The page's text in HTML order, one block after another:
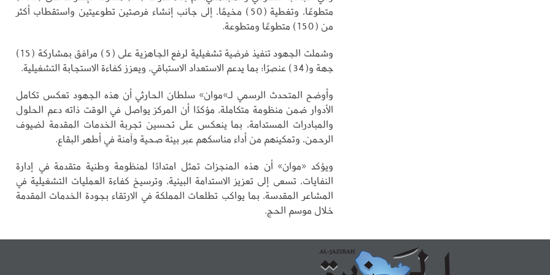
متطوعًا، وتغطية (50) مخيمًا، إلى جانب إنشاء فرصتين تطوعيتين واستقطاب أكثر
من (150) متطوعًا ومتطوعة.
وشملت الجهود تنفيذ فرضية تشغيلية لرفع الجاهزية على (5) مرافق بمشاركة (15)
جهة و(34) عنصرًا؛ بما يدعم الاستعداد الاستباقي، ويعزز كفاءة الاستجابة التشغيلية.
وأوضح المتحدث الرسمي لـ»موان» سلطان الحارثي أن هذه الجهود تعكس تكامل
الأدوار ضمن منظومة متكاملة، مؤكدًا أن المركز يواصل في الوقت ذاته دعم الحلول
والمبادرات المستدامة، بما ينعكس على تحسين تجربة الخدمات المقدمة لضيوف
الرحمن، وتمكينهم من أداء مناسكهم عبر بيئة صحية وآمنة في أطهر البقاع.
ويؤكد «موان» أن هذه المنجزات تمثل امتدادًا لمنظومة وطنية متقدمة في إدارة
النفايات، تسعى إلى تعزيز الاستدامة البيئية، وترسيخ كفاءة العمليات التشغيلية في
المشاعر المقدسة، بما يواكب تطلعات المملكة في الارتقاء بجودة الخدمات المقدمة
خلال موسم الحج.